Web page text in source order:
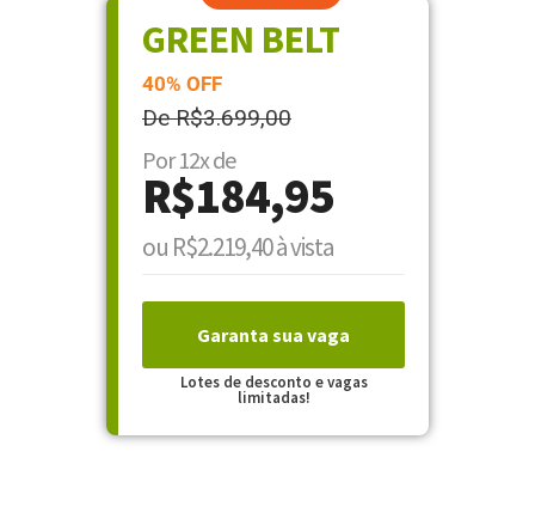
GREEN BELT
40% OFF
De R$3.699,00
Por 12x de
R$184,95
ou R$2.219,40 à vista
Garanta sua vaga
Lotes de desconto e vagas
limitadas!